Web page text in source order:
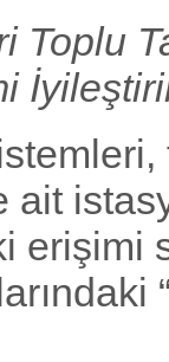
Toplu
ait
erişimi